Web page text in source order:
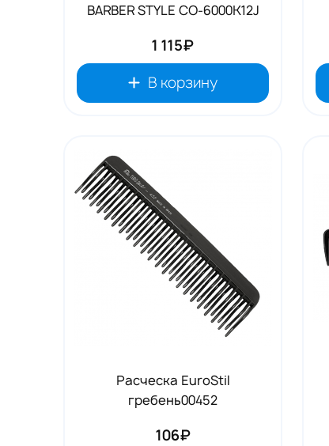
BARBER STYLE CO-6000K12J
1 115₽
В корзину
Расческа EuroStil
гребень00452
106₽